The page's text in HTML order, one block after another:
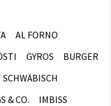
AL FORNO
GYROS
BURGER
SCHWÄBISCH
& CO.
IMBISS